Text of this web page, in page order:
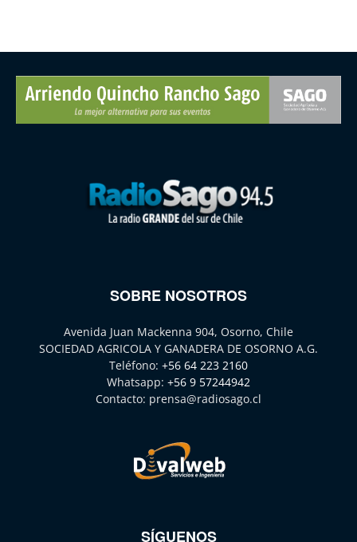
SOBRE NOSOTROS
Avenida Juan Mackenna 904, Osorno, Chile
SOCIEDAD AGRICOLA Y GANADERA DE OSORNO A.G.
Teléfono: +56 64 223 2160
Whatsapp: +56 9 57244942
Contacto: prensa@radiosago.cl
SÍGUENOS